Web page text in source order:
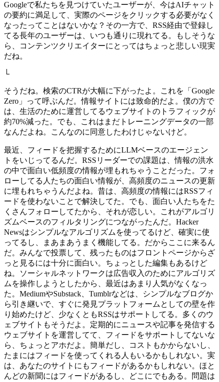
Googleで私たちを見つけていたユーザーが、今はAIチャット
の要約に満足して、実際のページをクリックする必要がなく
なったってことはないかな？その一方で、RSS経由で登録し
てる長年のユーザーは、いつも通りに現れてる。もしそうな
ら、コンテンツクリエイターにとってはちょっと悲しい現実
だね。
└
そうだね。検索のCTRが大幅に下がったよ。これを「Google
Zero」って呼ぶんだ。情報サイトには致命的だよ。僕の方で
は、生活のために運営してるウェブサイトのトラフィックが
約70%減った。でも、これはまだトレーニングデータの一部
なんだよね。こんなのに同意したわけじゃないけど。
最近、フィードを把握するためにLLMベースのエージェン
トをいじってるんだ。RSSリーダーでの課題は、情報の洪水
の中で面白い低頻度の情報が埋もれちゃうことだった。フォ
ローしてる人たちの面白い情報が、高頻度のニュースの更新
に埋もれちゃうんだよね。昔は、高頻度の情報にはRSSフィ
ードを使わないことで解決してた。でも、面白い人たちをた
くさんフォローしてたから、それが恋しい。これがアルゴリ
ズムベースのフィルタリングにつながったんだ。Hacker
Newsはシンプルなアルゴリズムを使ってるけど、確実に使
ってるし、まあまあうまく機能してる。だからここに来るん
だ。みんなで投票して、残ったものはフロントページからざ
っと見るには十分に面白い。ちょっとした編集もあるけど
ね。ソーシャルネットワークは広告収入のためにアルゴリズ
ムを操作しようとしたから、最近はあまり人気がなくなっ
た。MediumやSubstack、Tumblrなどは、シンプルなブログか
ら引き継いで、すぐに発見プラットフォームとしての壁を作
り始めたけど、少なくともRSSはサポートしてる。多くのウ
ェブサイトもそうだよ。定期的にニュースや記事を発信する
ウェブサイトを運営してて、フィードをサポートしてないな
ら、ちょっとアホだよ。簡単だし、コストもかからないし、
たまにはフィードを使ってくれる人もいるかもしれない。実
は、あなたのサイトにもフィードがあるかもしれない。ほと
んどの新聞にはフィードがあるし、どこにでもある。問題は